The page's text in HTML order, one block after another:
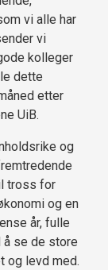
vi alle har
vi
kolleger
dette
etter
UiB.
og
tross for
og en
år, fulle
å se de store
og levd med.